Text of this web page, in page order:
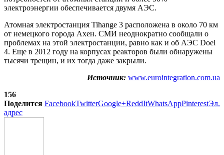
электроэнергии обеспечивается двумя АЭС.
Атомная электростанция Tihange 3 расположена в около 70 км
от немецкого города Ахен. СМИ неоднократно сообщали о
проблемах на этой электростанции, равно как и об АЭС Doel
4. Еще в 2012 году на корпусах реакторов были обнаружены
тысячи трещин, и их тогда даже закрыли.
Источник: www.eurointegration.com.ua
156
Поделится FacebookTwitterGoogle+ReddItWhatsAppPinterestЭл.
адрес